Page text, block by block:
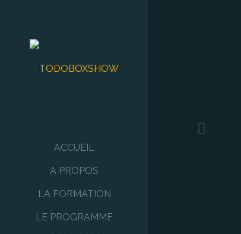
ACCUEIL
A PROPOS
LA FORMATION
LE PROGRAMME